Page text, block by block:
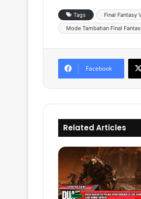
Tags Final Fantasy
Mode Tambahan Final
Facebook
Related Articles